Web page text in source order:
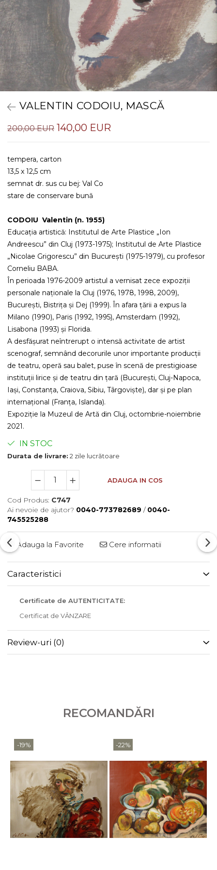
VALENTIN CODOIU, MASCĂ
200,00 EUR 140,00 EUR
tempera, carton
13,5 x 12,5 cm
semnat dr. sus cu bej: Val Co
stare de conservare bună
CODOIU Valentin (n. 1955)
Educația artistică: Institutul de Arte Plastice „Ion
Andreescu” din Cluj (1973-1975); Institutul de Arte Plastice
„Nicolae Grigorescu” din București (1975-1979), cu profesor
Corneliu BABA.
În perioada 1976-2009 artistul a vernisat zece expoziții
personale naționale la Cluj (1976, 1978, 1998, 2009),
București, Bistrița și Dej (1999). În afara țării a expus la
Milano (1990), Paris (1992, 1995), Amsterdam (1992),
Lisabona (1993) și Florida.
A desfășurat neîntrerupt o intensă activitate de artist
scenograf, semnând decorurile unor importante producții
de teatru, operă sau balet, puse în scenă de prestigioase
instituții lirice și de teatru din țară (București, Cluj-Napoca,
Iași, Constanța, Craiova, Sibiu, Târgoviște), dar și pe plan
internațional (Franța, Islanda).
Expoziție la Muzeul de Artă din Cluj, octombrie-noiembrie
2021.
IN STOC
Durata de livrare: 2 zile lucrătoare
ADAUGA IN COS
Cod Produs: C747
Ai nevoie de ajutor? 0040-773782689 / 0040-
745525288
Adauga la Favorite Cere informatii
Caracteristici
Certificate de AUTENTICITATE:
Certificat de VÂNZARE
Review-uri (0)
RECOMANDĂRI
-19% -22%